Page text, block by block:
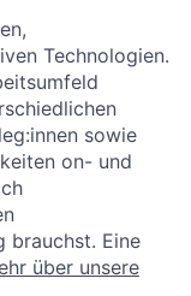
Technologien.
sowie
on- und
brauchst. Eine
über unsere